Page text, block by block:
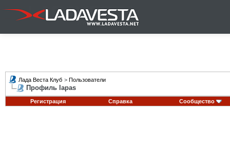
Лада Веста Клуб > Пользователи
Профиль lapas
Регистрация Справка Сообщество